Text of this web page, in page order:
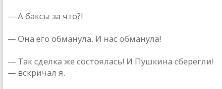
— А баксы за что?!
— Она его обманула. И нас обманула!
— Так сделка же состоялась! И Пушкина сберегли!
— вскричал я.